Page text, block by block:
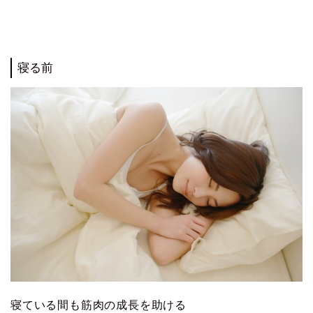
寝る前
寝ている間も筋肉の成長を助ける